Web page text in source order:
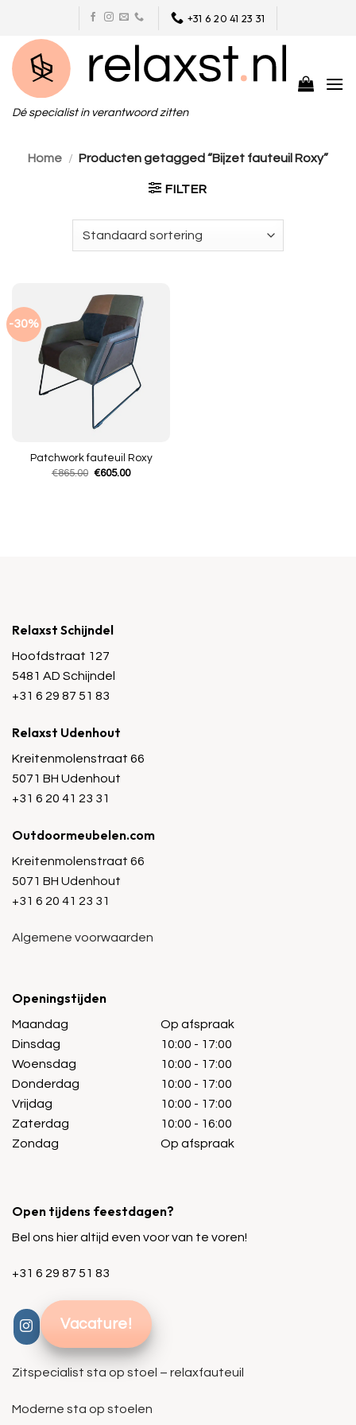
content
+31 6 20 41 23 31
Dé specialist in verantwoord zitten
Home / Producten getagged “Bijzet fauteuil Roxy”
FILTER
-30%
Patchwork fauteuil Roxy
€865.00 Oorspronkelijke
€605.00Huidige
Relaxst Schijndel
Hoofdstraat 127
5481 AD Schijndel
+31 6 29 87 51 83
Relaxst Udenhout
Kreitenmolenstraat 66
5071 BH Udenhout
+31 6 20 41 23 31
Outdoormeubelen.com
Kreitenmolenstraat 66
5071 BH Udenhout
+31 6 20 41 23 31
Algemene voorwaarden
Openingstijden
Maandag
Dinsdag
Woensdag
Donderdag
Vrijdag
Zaterdag
Zondag
Op afspraak
10:00 - 17:00
10:00 - 17:00
10:00 - 17:00
10:00 - 17:00
10:00 - 16:00
Op afspraak
Open tijdens feestdagen?
Bel ons hier altijd even voor van te voren!
+31 6 29 87 51 83
Vacature!
Zitspecialist sta op stoel – relaxfauteuil
Moderne sta op stoelen